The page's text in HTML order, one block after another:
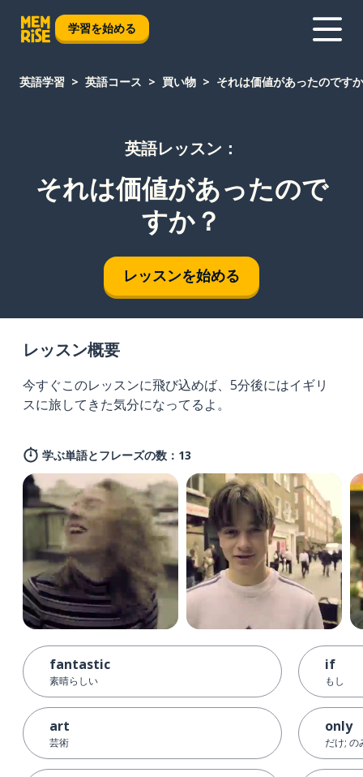
学習を始める
英語学習 英語コース 買い物 それは価値があったのです
英語レッスン：
それは価値があったので
すか？
レッスンを始める
レッスン概要
今すぐこのレッスンに飛び込めば、5分後にはイギリ
スに旅してきた気分になってるよ。
学ぶ単語とフレーズの数：13
fantastic
素晴らしい
art
芸術
if
もし
only
だけ; の